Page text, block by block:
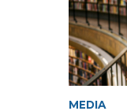
MEDIA